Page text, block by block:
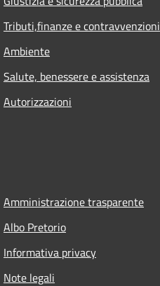
Tributi,finanze e contravvenzioni
Ambiente
Salute, benessere e assistenza
Autorizzazioni
Amministrazione trasparente
Albo Pretorio
Informativa privacy
Note legali